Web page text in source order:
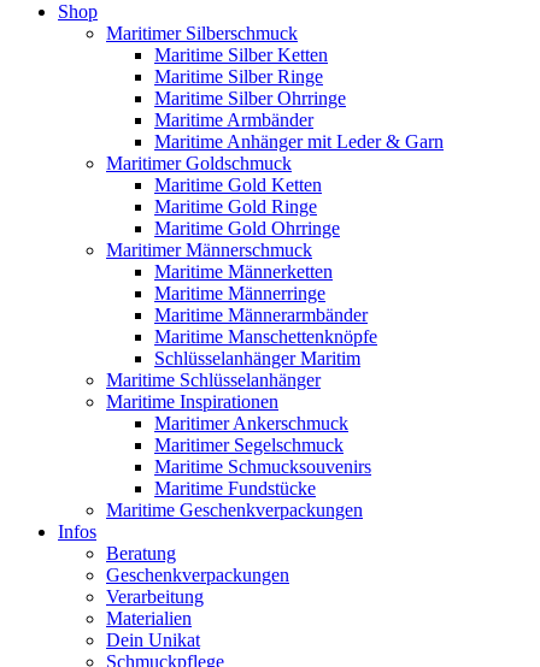
Shop
Maritimer Silberschmuck
Maritime Silber Ketten
Maritime Silber Ringe
Maritime Silber Ohrringe
Maritime Armbänder
Maritime Anhänger mit Leder & Garn
Maritimer Goldschmuck
Maritime Gold Ketten
Maritime Gold Ringe
Maritime Gold Ohrringe
Maritimer Männerschmuck
Maritime Männerketten
Maritime Männerringe
Maritime Männerarmbänder
Maritime Manschettenknöpfe
Schlüsselanhänger Maritim
Maritime Schlüsselanhänger
Maritime Inspirationen
Maritimer Ankerschmuck
Maritimer Segelschmuck
Maritime Schmucksouvenirs
Maritime Fundstücke
Maritime Geschenkverpackungen
Infos
Beratung
Geschenkverpackungen
Verarbeitung
Materialien
Dein Unikat
Schmuckpflege